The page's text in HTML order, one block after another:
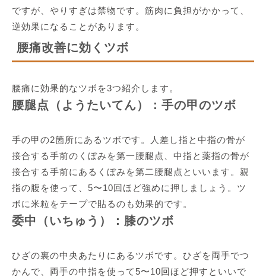
ですが、やりすぎは禁物です。筋肉に負担がかかって、
逆効果になることがあります。
腰痛改善に効くツボ
腰痛に効果的なツボを3つ紹介します。
腰腿点（ようたいてん）：手の甲のツボ
手の甲の2箇所にあるツボです。人差し指と中指の骨が
接合する手前のくぼみを第一腰腿点、中指と薬指の骨が
接合する手前にあるくぼみを第二腰腿点といいます。親
指の腹を使って、5〜10回ほど強めに押しましょう。ツ
ボに米粒をテープで貼るのも効果的です。
委中（いちゅう）：膝のツボ
ひざの裏の中央あたりにあるツボです。ひざを両手でつ
かんで、両手の中指を使って5〜10回ほど押すといいで